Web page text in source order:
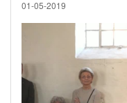
01-05-2019